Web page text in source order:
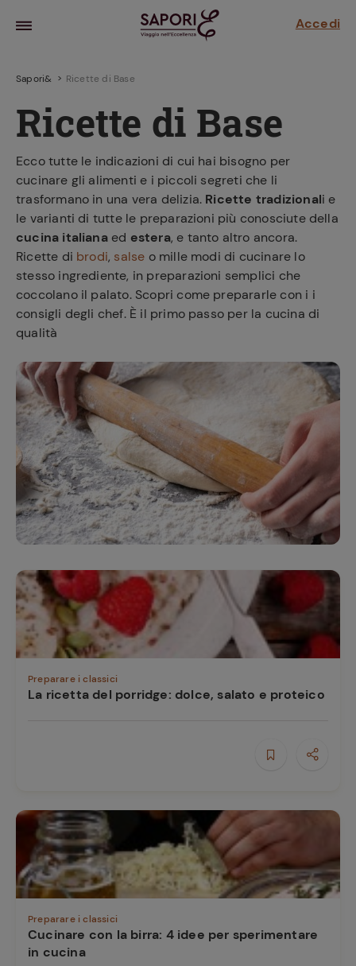
Accedi
ricetta
la frutta
sensi di
Sapori& Ricette di Base
Ricette di Base
Ecco tutte le indicazioni di cui hai bisogno per
cucinare gli alimenti e i piccoli segreti che li
trasformano in una vera delizia. Ricette tradizionali e
le varianti di tutte le preparazioni più conosciute della
cucina italianaed estera, e tanto altro ancora.
Ricette di brodi, salse o mille modi di cucinare lo
stesso ingrediente, in preparazioni semplici che
coccolano il palato. Scopri come prepararle con i i
consigli degli chef. È il primo passo per la cucina di
qualità
Preparare i classici
La ricetta del porridge: dolce, salato e proteico
Preparare i classici
Cucinare con la birra: 4 idee per sperimentare
in cucina